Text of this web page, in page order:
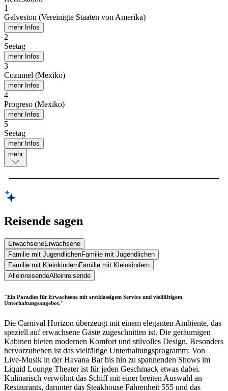
1
Galveston (Vereinigte Staaten von Amerika)
mehr Infos
2
Seetag
mehr Infos
3
Cozumel (Mexiko)
mehr Infos
4
Progreso (Mexiko)
mehr Infos
5
Seetag
mehr Infos
mehr
Reisende sagen
ErwachseneErwachsene
Familie mit JugendlichenFamilie mit Jugendlichen
Familie mit KleinkindernFamilie mit Kleinkindern
AlleinreisendeAlleinreisende
"Ein Paradies für Erwachsene mit erstklassigem Service und vielfältigem
Unterhaltungsangebot."
Die Carnival Horizon überzeugt mit einem eleganten Ambiente, das
speziell auf erwachsene Gäste zugeschnitten ist. Die geräumigen
Kabinen bieten modernen Komfort und stilvolles Design. Besonders
hervorzuheben ist das vielfältige Unterhaltungsprogramm: Von
Live-Musik in der Havana Bar bis hin zu spannenden Shows im
Liquid Lounge Theater ist für jeden Geschmack etwas dabei.
Kulinarisch verwöhnt das Schiff mit einer breiten Auswahl an
Restaurants, darunter das Steakhouse Fahrenheit 555 und das